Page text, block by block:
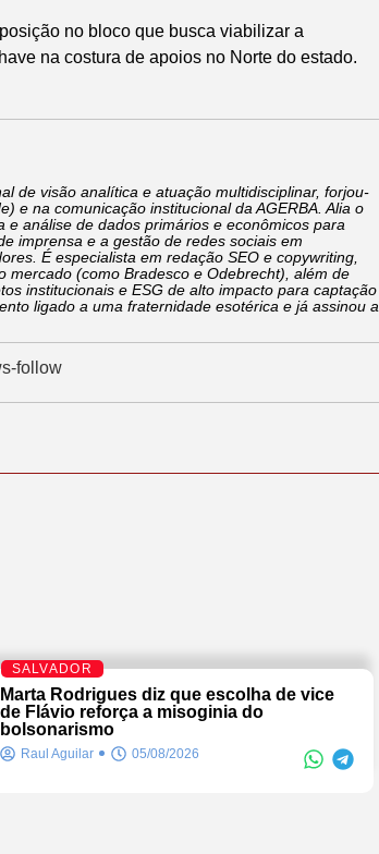
no bloco que busca viabilizar a
na costura de apoios no Norte do estado.
de visão analítica e atuação multidisciplinar, forjou-
e na comunicação institucional da AGERBA. Alia o
análise de dados primários e econômicos para
imprensa e a gestão de redes sociais em
É especialista em redação SEO e copywriting,
mercado (como Bradesco e Odebrecht), além de
institucionais e ESG de alto impacto para captação
ligado a uma fraternidade esotérica e já assinou a
SALVADOR
Marta Rodrigues diz que escolha de vice
de Flávio reforça a misoginia do
bolsonarismo
Raul Aguilar 05/08/2026